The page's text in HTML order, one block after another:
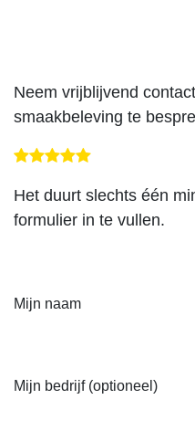
Neem vrijblijvend
smaakbeleving te
Het duurt slechts één
formulier in te vullen.
Mijn naam
Mijn bedrijf (optioneel)